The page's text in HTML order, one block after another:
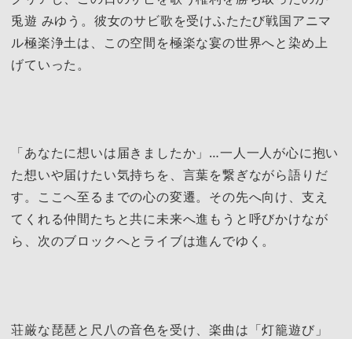
兎遊 みゆう。彼女のサビ歌を受けふたたび戦国アニマ
ル極楽浄土は、この空間を極楽な宴の世界へと染め上
げていった。
「あなたに想いは届きましたか」…一人一人が心に抱い
た想いや届けたい気持ちを、言葉を繋ぎながら語りだ
す。ここへ至るまでの心の変遷。その先へ向け、支え
てくれる仲間たちと共に未来へ進もうと呼びかけなが
ら、次のブロックへとライブは進んでゆく。
荘厳な琵琶と尺八の音色を受け、楽曲は「灯籠遊び」